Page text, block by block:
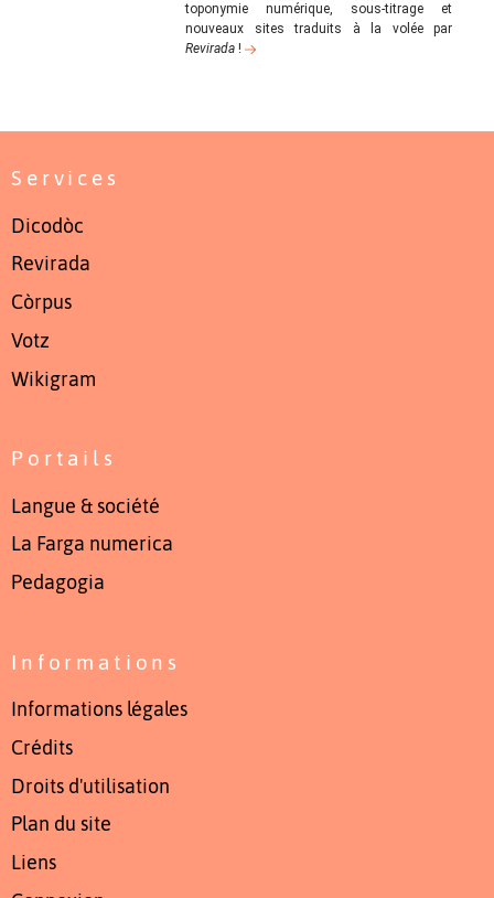
toponymie numérique, sous-titrage et
nouveaux sites traduits à la volée par
Revirada !
Services
Dicodòc
Revirada
Còrpus
Votz
Wikigram
Portails
Langue & société
La Farga numerica
Pedagogia
Informations
Informations légales
Crédits
Droits d'utilisation
Plan du site
Liens